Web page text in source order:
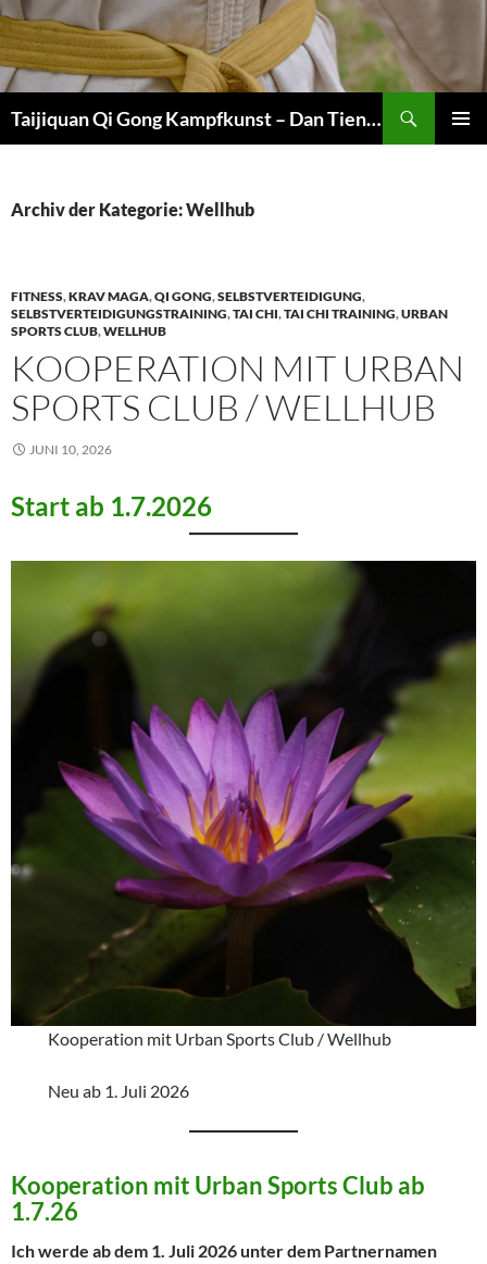
Zum
Inhalt
springen
Taijiquan Qi Gong Kampfkunst – Dan Tien Martial Arts
Archiv der Kategorie: Wellhub
FITNESS,KRAV MAGA,QI GONG,SELBSTVERTEIDIGUNG,
SELBSTVERTEIDIGUNGSTRAINING,TAI CHI,TAI CHI TRAINING,URBAN
SPORTS CLUB,WELLHUB
KOOPERATION MIT URBAN
SPORTS CLUB / WELLHUB
JUNI 10, 2026
Start ab 1.7.2026
Kooperation mit Urban Sports Club / Wellhub
Neu ab 1. Juli 2026
Kooperation mit Urban Sports Club ab
1.7.26
Ich werde ab dem 1. Juli 2026 unter dem Partnernamen